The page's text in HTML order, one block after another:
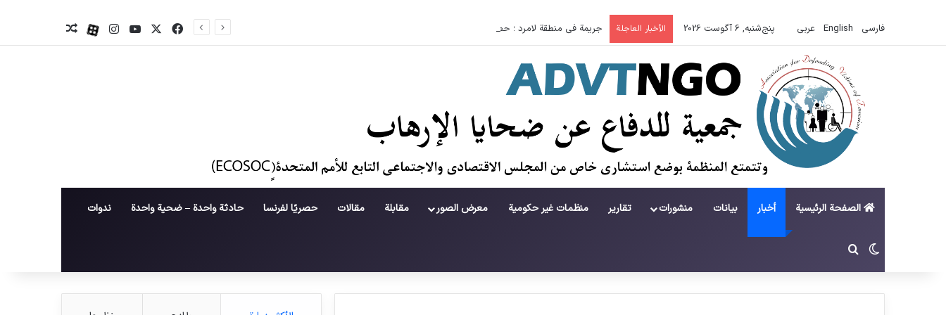
فارسی English عربي پنج‌شنبه, 6 آگوست 2026 الأخبار العاجلة جريمة في منطقة لامرد ؛ حطام يتساقط على حياة لاعبي كرة قدم شباب فیس بوکیوتیوباینستاگرام
آپاراتنوشته تصادفی
الصفحة الرئيسية أخبار بيانات منشورات تقارير منظمات غير حكومية معرض الصور مقابلة مقالات حصريًا لفرنسا حادثة واحدة – ضحية واحدة ندوات
تغییر پوسته
جستجو برای